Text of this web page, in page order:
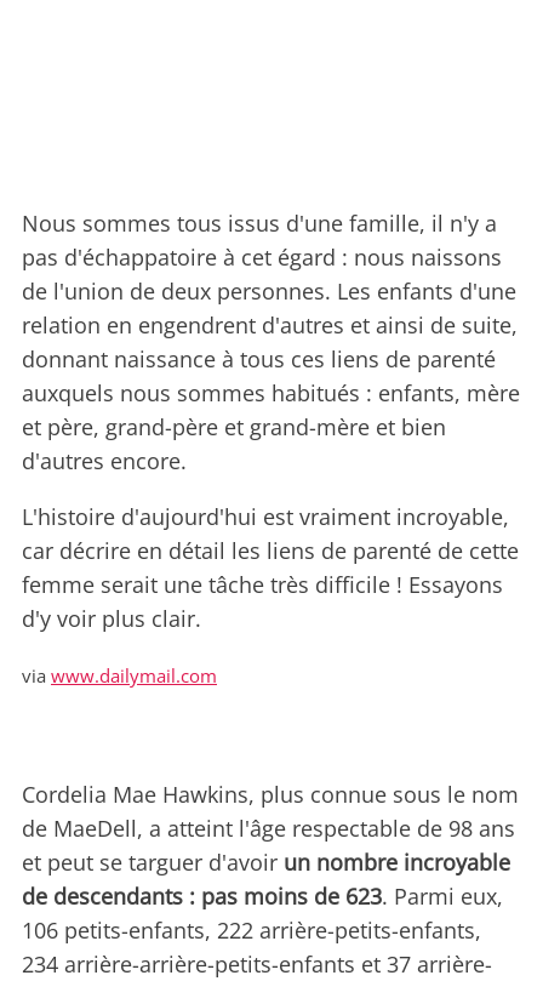
Nous sommes tous issus d'une famille, il n'y a
pas d'échappatoire à cet égard : nous naissons
de l'union de deux personnes. Les enfants d'une
relation en engendrent d'autres et ainsi de suite,
donnant naissance à tous ces liens de parenté
auxquels nous sommes habitués : enfants, mère
et père, grand-père et grand-mère et bien
d'autres encore.
L'histoire d'aujourd'hui est vraiment incroyable,
car décrire en détail les liens de parenté de cette
femme serait une tâche très difficile ! Essayons
d'y voir plus clair.
via www.dailymail.com
Cordelia Mae Hawkins, plus connue sous le nom
de MaeDell, a atteint l'âge respectable de 98 ans
et peut se targuer d'avoir un nombre incroyable
de descendants : pas moins de 623. Parmi eux,
106 petits-enfants, 222 arrière-petits-enfants,
234 arrière-arrière-petits-enfants et 37 arrière-